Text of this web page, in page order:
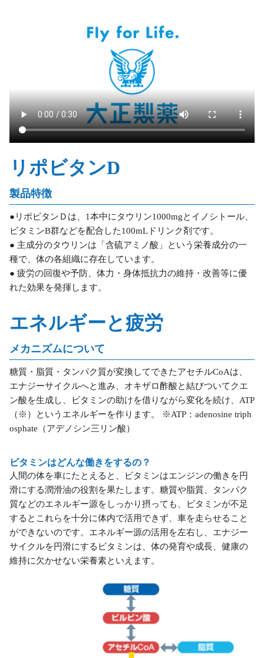
リポビタンD
製品特徴
●リポビタンＤは、1本中にタウリン1000mgとイノシトール、
ビタミンB群などを配合した100mLドリンク剤です。
● 主成分のタウリンは「含硫アミノ酸」という栄養成分の一
種で、体の各組織に存在しています。
● 疲労の回復や予防、体力・身体抵抗力の維持・改善等に優
れた効果を発揮します。
エネルギーと疲労
メカニズムについて
糖質・脂質・タンパク質が変換してできたアセチルCoAは、
エナジーサイクルへと進み、オキザロ酢酸と結びついてクエ
ン酸を生成し、ビタミンの助けを借りながら変化を続け、ATP
（※）というエネルギーを作ります。 ※ATP：adenosine triph
osphate（アデノシン三リン酸）
ビタミンはどんな働きをするの？
人間の体を車にたとえると、ビタミンはエンジンの働きを円
滑にする潤滑油の役割を果たします。糖質や脂質、タンパク
質などのエネルギー源をしっかり摂っても、ビタミンが不足
するとこれらを十分に体内で活用できず、車を走らせること
ができないのです。エネルギー源の活用を左右し、エナジー
サイクルを円滑にするビタミンは、体の発育や成長、健康の
維持に欠かせない栄養素といえます。